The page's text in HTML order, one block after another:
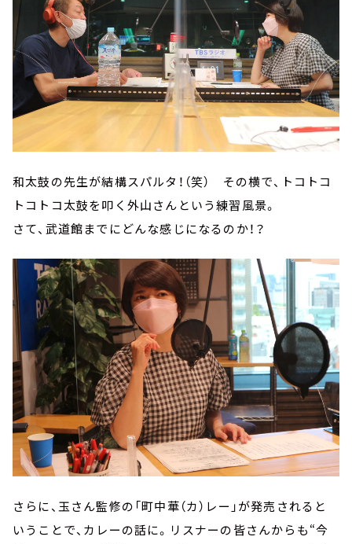
和太鼓の先生が結構スパルタ！（笑） その横で、トコトコ
トコトコ太鼓を叩く外山さんという練習風景。
さて、武道館までにどんな感じになるのか！？
さらに、玉さん監修の「町中華（カ）レー」が発売されると
いうことで、カレーの話に。リスナーの皆さんからも“今